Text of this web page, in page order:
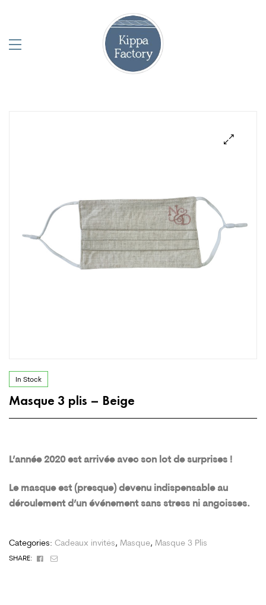
In Stock
Masque 3 plis – Beige
L’année 2020 est arrivée avec son lot de surprises !
Le masque est (presque) devenu indispensable au
déroulement d’un événement sans stress ni angoisses.
Categories: Cadeaux invités, Masque, Masque 3 Plis
SHARE: Facebook
Email